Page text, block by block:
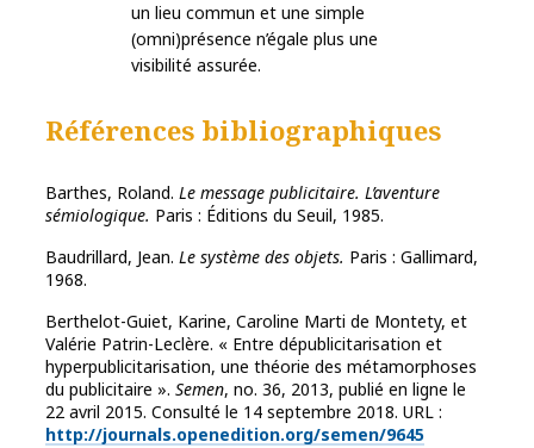
un lieu commun et une simple
(omni)présence n’égale plus une
visibilité assurée.
Références bibliographiques
Barthes, Roland. Le message publicitaire. L’aventure
sémiologique. Paris : Éditions du Seuil, 1985.
Baudrillard, Jean. Le système des objets. Paris : Gallimard,
1968.
Berthelot-Guiet, Karine, Caroline Marti de Montety, et
Valérie Patrin-Leclère. « Entre dépublicitarisation et
hyperpublicitarisation, une théorie des métamorphoses
du publicitaire ». Semen, no. 36, 2013, publié en ligne le
22 avril 2015. Consulté le 14 septembre 2018. URL :
http://journals.openedition.org/semen/9645